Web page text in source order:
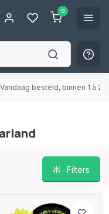
0
besteld, binnen 1 à 2
Filters